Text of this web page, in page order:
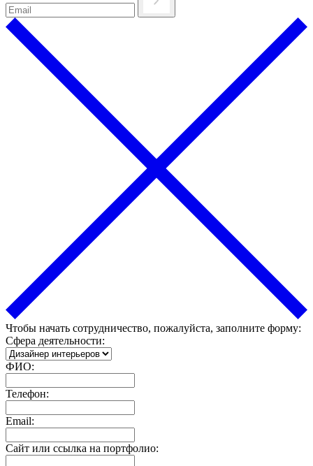
Чтобы начать сотрудничество, пожалуйста, заполните форму:
Сфера деятельности:
ФИО:
Телефон:
Email:
Сайт или ссылка на портфолио: